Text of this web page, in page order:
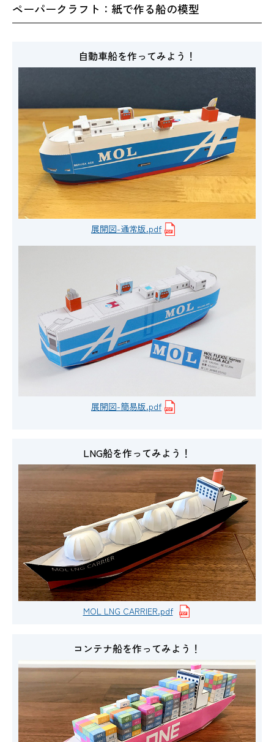
ペーパークラフト：紙で作る船の模型
自動車船を作ってみよう！
展開図-通常版.pdf
展開図-簡易版.pdf
LNG船を作ってみよう！
MOL LNG CARRIER.pdf
コンテナ船を作ってみよう！